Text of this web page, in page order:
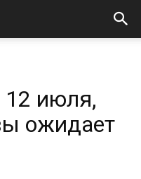
12 июля,
ожидает